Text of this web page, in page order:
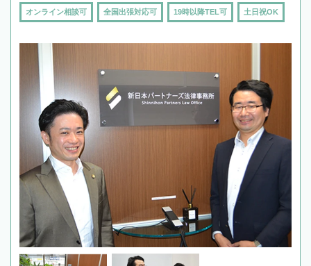
オンライン相談可 全国出張対応可 19時以降TEL可 土日祝OK